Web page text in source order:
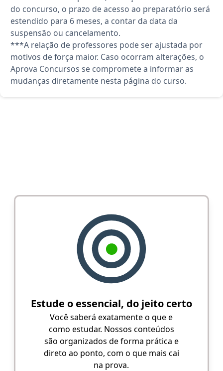
do concurso, o prazo de acesso ao preparatório será
estendido para 6 meses, a contar da data da
suspensão ou cancelamento.
***A relação de professores pode ser ajustada por
motivos de força maior. Caso ocorram alterações, o
Aprova Concursos se compromete a informar as
mudanças diretamente nesta página do curso.
Estude o essencial, do jeito certo
Você saberá exatamente o que e
como estudar. Nossos conteúdos
são organizados de forma prática e
direto ao ponto, com o que mais cai
na prova.